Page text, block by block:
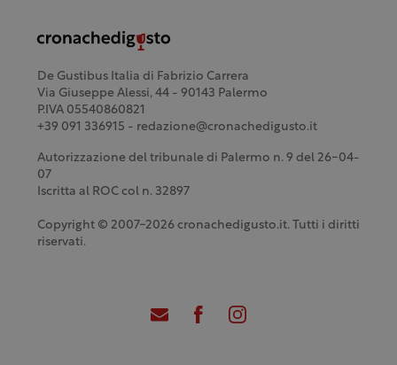
De Gustibus Italia di Fabrizio Carrera
Via Giuseppe Alessi, 44 - 90143 Palermo
P.IVA 05540860821
+39 091 336915 - redazione@cronachedigusto.it
Autorizzazione del tribunale di Palermo n. 9 del 26-04-
07
Iscritta al ROC col n. 32897
Copyright © 2007-2026 cronachedigusto.it. Tutti i diritti
riservati.